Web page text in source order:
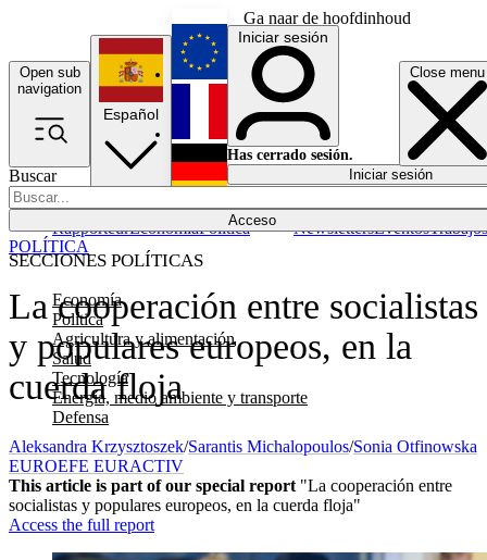
Ga naar de hoofdinhoud
Open sub
navigation
Close menu
Buscar
Acceso
SECCIONES POLÍTICAS
Economía
Política
Agricultura y alimentación
Salud
Tecnología
Energía, medio ambiente y transporte
Defensa
RapporteurEconomíaPolítica NewslettersEventosTrabajos
Español
English
Français
Iniciar sesión
Has cerrado sesión.
Iniciar sesión
La cooperación entre socialistas
y populares europeos, en la
cuerda floja
POLÍTICA
Aleksandra Krzysztoszek/Sarantis Michalopoulos/Sonia Otfinowska
EUROEFE EURACTIV
This article is part of our special report "La cooperación entre
socialistas y populares europeos, en la cuerda floja"
Access the full report